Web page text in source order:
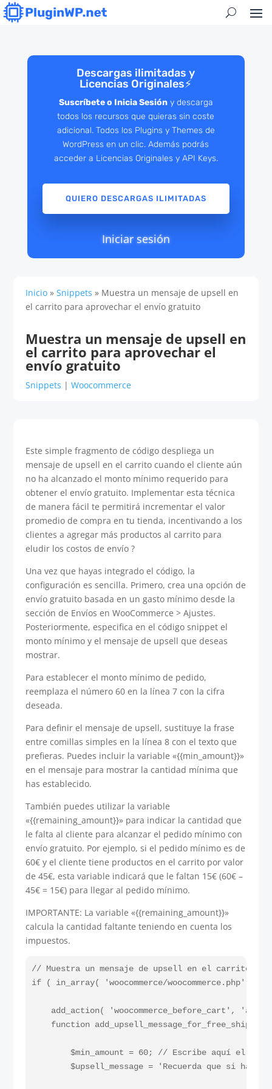
Descargas ilimitadas y
Licencias Originales⚡
Suscríbete o Inicia Sesióny descarga
todos los recursos que quieras sin coste
adicional. Todos los Plugins y Themes de
WordPress en un clic. Además podrás
acceder a Licencias Originales y API Keys.
QUIERO DESCARGAS ILIMITADAS
Iniciar sesión
Inicio »Snippets » Muestra un mensaje de upsell en
el carrito para aprovechar el envío gratuito
Muestra un mensaje de upsell en
el carrito para aprovechar el
envío gratuito
Snippets |Woocommerce
Este simple fragmento de código despliega un
mensaje de upsell en el carrito cuando el cliente aún
no ha alcanzado el monto mínimo requerido para
obtener el envío gratuito. Implementar esta técnica
de manera fácil te permitirá incrementar el valor
promedio de compra en tu tienda, incentivando a los
clientes a agregar más productos al carrito para
eludir los costos de envío ?
Una vez que hayas integrado el código, la
configuración es sencilla. Primero, crea una opción de
envío gratuito basada en un gasto mínimo desde la
sección de Envíos en WooCommerce > Ajustes.
Posteriormente, especifica en el código snippet el
monto mínimo y el mensaje de upsell que deseas
mostrar.
Para establecer el monto mínimo de pedido,
reemplaza el número 60 en la línea 7 con la cifra
deseada.
Para definir el mensaje de upsell, sustituye la frase
entre comillas simples en la línea 8 con el texto que
prefieras. Puedes incluir la variable «{{min_amount}}»
en el mensaje para mostrar la cantidad mínima que
has establecido.
También puedes utilizar la variable
«{{remaining_amount}}» para indicar la cantidad que
le falta al cliente para alcanzar el pedido mínimo con
envío gratuito. Por ejemplo, si el pedido mínimo es de
60€ y el cliente tiene productos en el carrito por valor
de 45€, esta variable indicará que le faltan 15€ (60€ –
45€ = 15€) para llegar al pedido mínimo.
IMPORTANTE: La variable «{{remaining_amount}}»
calcula la cantidad faltante teniendo en cuenta los
impuestos.
// Muestra un mensaje de upsell en el carrito
if ( in_array( 'woocommerce/
add_action( 'woocommerce_before_cart',
function
$min_amount = 60; // Escribe aquí el
$upsell_message = 'Recuerda que si